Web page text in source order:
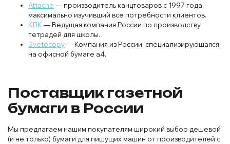
Attache — производитель канцтоваров с 1997 года,
максимально изучивший все потребности клиентов.
КПК — Ведущая компания России по производству
тетрадей для школы.
Svetocopy— Компания из России, специализирующаяся
на офисной бумаге а4.
Поставщик газетной
бумаги в России
Мы предлагаем нашим покупателям широкий выбор дешевой
(и не только) бумаги для пишущих машин от производителей с